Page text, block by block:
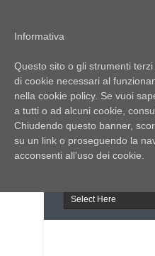
Italia Notizie
Giornale di Basilicata
Giornale di Puglia
Il portale
in Puglia
Informativa
Questo sito o gli strumenti
di cookie necessari al
nella cookie policy. Se vuoi
a tutti o ad alcuni cookie,
Chiudendo questo banner,
su un link o proseguendo la
acconsenti all’uso dei cookie.